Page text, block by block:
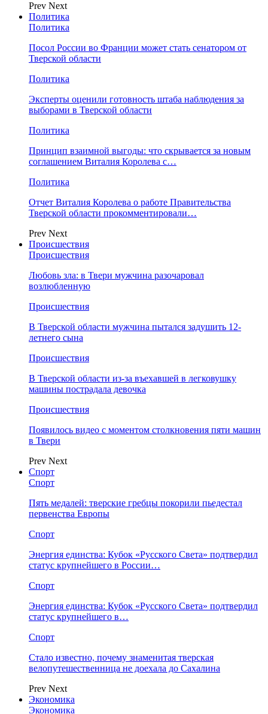
Prev Next
Политика
Политика
Посол России во Франции может стать сенатором от
Тверской области
Политика
Эксперты оценили готовность штаба наблюдения за
выборами в Тверской области
Политика
Принцип взаимной выгоды: что скрывается за новым
соглашением Виталия Королева с…
Политика
Отчет Виталия Королева о работе Правительства
Тверской области прокомментировали…
Prev Next
Происшествия
Происшествия
Любовь зла: в Твери мужчина разочаровал
возлюбленную
Происшествия
В Тверской области мужчина пытался задушить 12-
летнего сына
Происшествия
В Тверской области из-за въехавшей в легковушку
машины пострадала девочка
Происшествия
Появилось видео с моментом столкновения пяти машин
в Твери
Prev Next
Спорт
Спорт
Пять медалей: тверские гребцы покорили пьедестал
первенства Европы
Спорт
Энергия единства: Кубок «Русского Света» подтвердил
статус крупнейшего в России…
Спорт
Энергия единства: Кубок «Русского Света» подтвердил
статус крупнейшего в…
Спорт
Стало известно, почему знаменитая тверская
велопутешественница не доехала до Сахалина
Prev Next
Экономика
Экономика